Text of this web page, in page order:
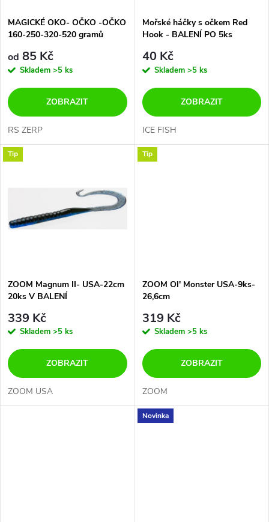
p
r
o
d
u
t
s
p
r
o
d
u
t
MAGICKÉ OKO- OČKO -OČKO
160-250-320-520 gramů
od 85 Kč
Skladem >5 ks
ZOBRAZIT
RS ZERP
Mořské háčky s očkem Red
Hook - BALENÍ PO 5ks
40 Kč
Skladem >5 ks
ZOBRAZIT
ICE FISH
Tip
ZOOM Magnum II- USA-22cm
20ks V BALENÍ
339 Kč
Skladem >5 ks
ZOBRAZIT
ZOOM USA
Tip
ZOOM Ol' Monster USA-9ks-
26,6cm
319 Kč
Skladem >5 ks
ZOBRAZIT
ZOOM
Novinka